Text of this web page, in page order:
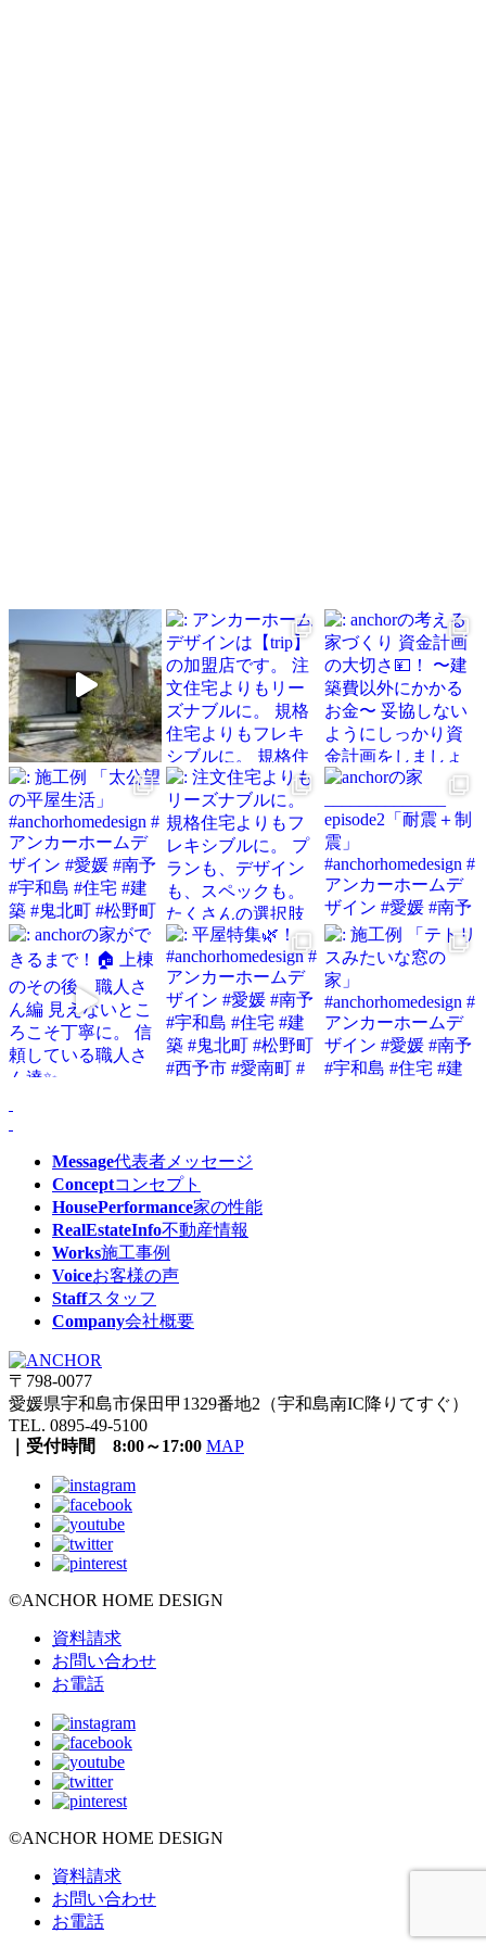
Message代表者メッセージ
Conceptコンセプト
HousePerformance家の性能
RealEstateInfo不動産情報
Works施工事例
Voiceお客様の声
Staffスタッフ
Company会社概要
〒798-0077
愛媛県宇和島市保田甲1329番地2（宇和島南IC降りてすぐ）
TEL. 0895-49-5100
｜受付時間 8:00～17:00 MAP
©ANCHOR HOME DESIGN
資料請求
お問い合わせ
お電話
©ANCHOR HOME DESIGN
資料請求
お問い合わせ
お電話